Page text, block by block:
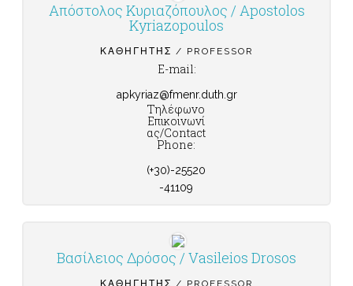
Απόστολος Κυριαζόπουλος / Apostolos
Kyriazopoulos
ΚΑΘΗΓΗΤΉΣ / PROFESSOR
E-mail:
apkyriaz@fmenr.duth.gr
Τηλέφωνο
Επικοινωνί
ας/Contact
Phone:
(+30)-25520
-41109
Βασίλειος Δρόσος / Vasileios Drosos
ΚΑΘΗΓΗΤΉΣ / PROFESSOR